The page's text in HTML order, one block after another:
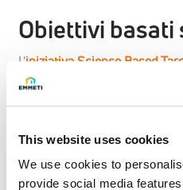
This website uses cookies
We use cookies to
provide social media
Obiettivi basati
L'iniziativa Science Based
promuovere l'azione per il
organizzazioni a fissare e
Gli obiettivi sono considerati
sono in linea con ciò che la